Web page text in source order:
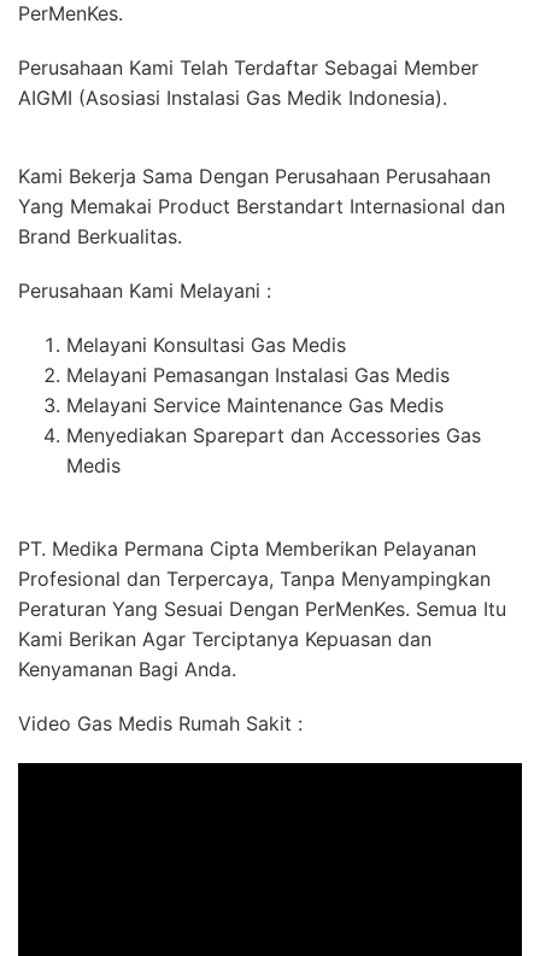
PerMenKes.
Perusahaan Kami Telah Terdaftar Sebagai Member
AIGMI (Asosiasi Instalasi Gas Medik Indonesia).
Kami Bekerja Sama Dengan Perusahaan Perusahaan
Yang Memakai Product Berstandart Internasional dan
Brand Berkualitas.
Perusahaan Kami Melayani :
Melayani Konsultasi Gas Medis
Melayani Pemasangan Instalasi Gas Medis
Melayani Service Maintenance Gas Medis
Menyediakan Sparepart dan Accessories Gas
Medis
PT. Medika Permana Cipta Memberikan Pelayanan
Profesional dan Terpercaya, Tanpa Menyampingkan
Peraturan Yang Sesuai Dengan PerMenKes. Semua Itu
Kami Berikan Agar Terciptanya Kepuasan dan
Kenyamanan Bagi Anda.
Video Gas Medis Rumah Sakit :